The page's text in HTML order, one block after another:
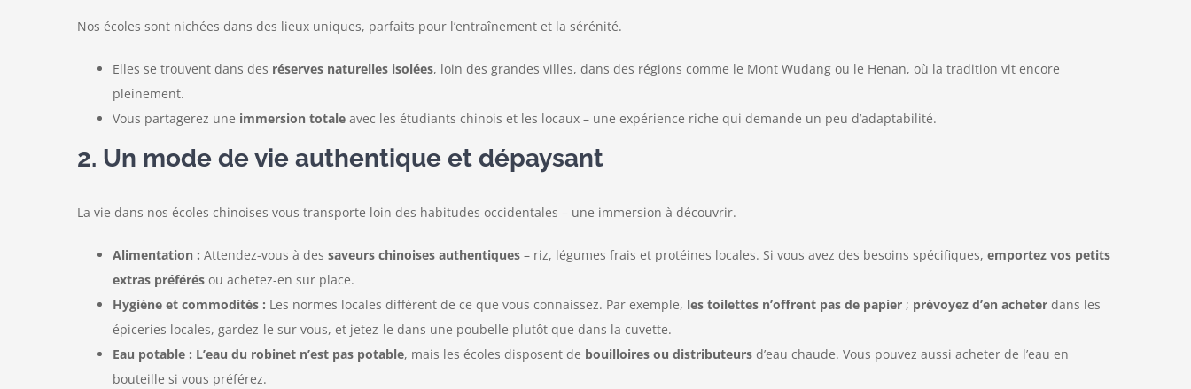
Nos écoles sont nichées dans des lieux uniques, parfaits pour l’entraînement et la sérénité.
Elles se trouvent dans des réserves naturelles isolées, loin des grandes villes, dans des régions comme le Mont Wudang ou le Henan, où la tradition vit encore
pleinement.
Vous partagerez une immersion totaleavec les étudiants chinois et les locaux – une expérience riche qui demande un peu d’adaptabilité.
2. Un mode de vie authentique et dépaysant
La vie dans nos écoles chinoises vous transporte loin des habitudes occidentales – une immersion à découvrir.
Alimentation : Attendez-vous à des saveurs chinoises authentiques– riz, légumes frais et protéines locales. Si vous avez des besoins spécifiques, emportez vos petits
extras préférésou achetez-en sur place.
Hygiène et commodités : Les normes locales diffèrent de ce que vous connaissez. Par exemple, les toilettes n’offrent pas de papier; prévoyez d’en acheterdans les
épiceries locales, gardez-le sur vous, et jetez-le dans une poubelle plutôt que dans la cuvette.
Eau potable : L’eau du robinet n’est pas potable, mais les écoles disposent de bouilloires ou distributeursd’eau chaude. Vous pouvez aussi acheter de l’eau en
bouteille si vous préférez.